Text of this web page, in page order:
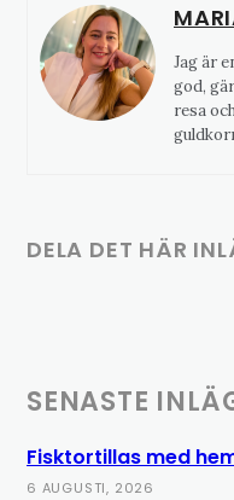
Jag är
god,
resa
DELA DET HÄR
SENASTE
Fisktortillas med
6 AUGUSTI, 2026